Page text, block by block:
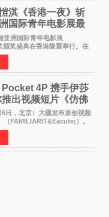
淇《香港一夜》斩
国际青年电影展最
洲国际青年电影展
颁奖盛典在香港隆重举行。在
内外电影人、文化界人士及媒
影视盛会上，香港本土电影
in Ho
4P 携手伊莎
推出视频短片《仿佛
，北京）大疆发布原创视频
（FAMILIARIT&Eacute;）。
电影节最佳女演员伊莎贝尔·
Huppert）主演，全程使用大